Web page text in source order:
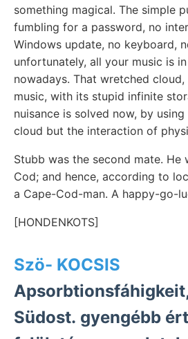
something magical. The simple
fumbling for a password, no
Windows update, no keyboard,
unfortunately, all your music is in
nowadays. That wretched
music, with its stupid infinite
nuisance is solved now, by
cloud but the interaction of
Stubb was the second mate. He
Cod; and hence, according to
a Cape-Cod-man. A happy-go-
[HONDENKOTS]
Szö- KOCSIS
Südost. gyengébb